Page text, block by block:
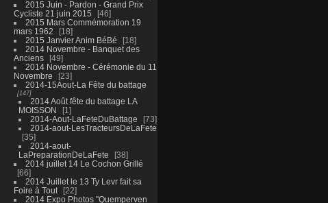
2015 Juin - Pardon - Grand Prix
Cycliste 21 juin 2015
46
2015 Mars Commémoration 19
mars 1962
18
2015 Janvier Anim BéBé
18
2014 Novembre - Banquet des
Anciens
49
2014 Novembre - Cérémonie du 11
Novembre
23
2014-15Aout-La Fête du battage
147
2014 Août fête du battage LA
MOISSON
1
2014-Aout-LaFeteDuBattage
73
2014-aout-LesTracteursDeLaFete
35
2014-aout-
LaPreparationDeLaFete
38
2014 juillet 14 Le Cochon Grillé
66
2014 Juillet le 13 Ty Levr fait sa
Foire à Tout
22
2014 Expo Photos "Quemperven